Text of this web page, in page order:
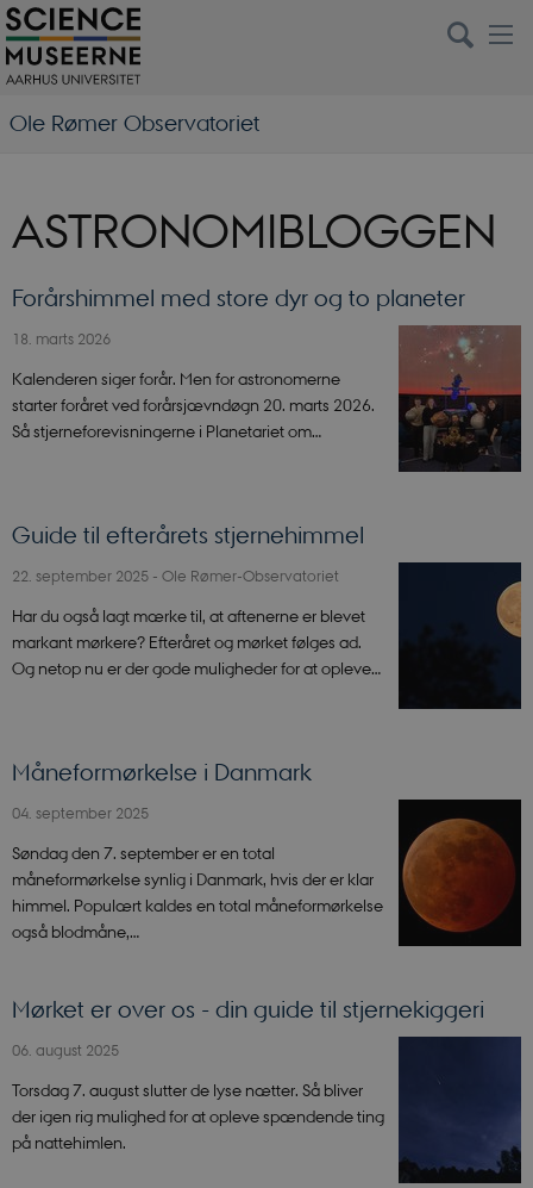
Ole Rømer Observatoriet
ASTRONOMIBLOGGEN
Forårshimmel med store dyr og to planeter
18. marts 2026
Kalenderen siger forår. Men for astronomerne
starter foråret ved forårsjævndøgn 20. marts 2026.
Så stjerneforevisningerne i Planetariet om…
Guide til efterårets stjernehimmel
22. september 2025 - Ole Rømer-Observatoriet
Har du også lagt mærke til, at aftenerne er blevet
markant mørkere? Efteråret og mørket følges ad.
Og netop nu er der gode muligheder for at opleve…
Måneformørkelse i Danmark
04. september 2025
Søndag den 7. september er en total
måneformørkelse synlig i Danmark, hvis der er klar
himmel. Populært kaldes en total måneformørkelse
også blodmåne,…
Mørket er over os - din guide til stjernekiggeri
06. august 2025
Torsdag 7. august slutter de lyse nætter. Så bliver
der igen rig mulighed for at opleve spændende ting
på nattehimlen.